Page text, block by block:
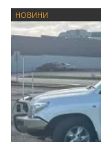
НОВИНИ